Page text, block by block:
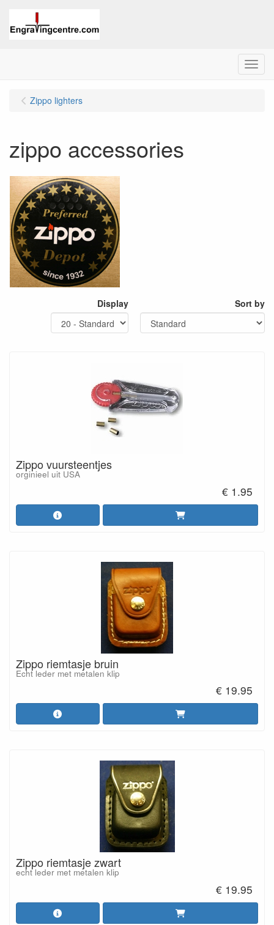
Menu
Zippo lighters
zippo accessories
Display Sort by
Zippo vuursteentjes
orginieel uit USA
€ 1.95
Zippo riemtasje bruin
Echt leder met metalen klip
€ 19.95
Zippo riemtasje zwart
echt leder met metalen klip
€ 19.95